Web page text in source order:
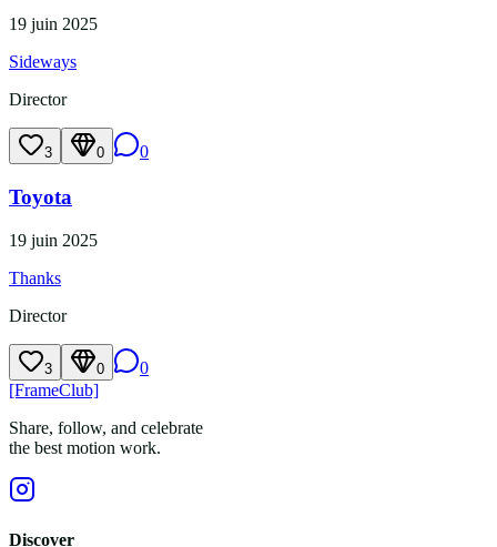
19 juin 2025
Sideways
Director
3 0 0
Toyota
19 juin 2025
Thanks
Director
3 0
0
[FrameClub]
Share, follow, and celebrate
the best motion work.
Discover